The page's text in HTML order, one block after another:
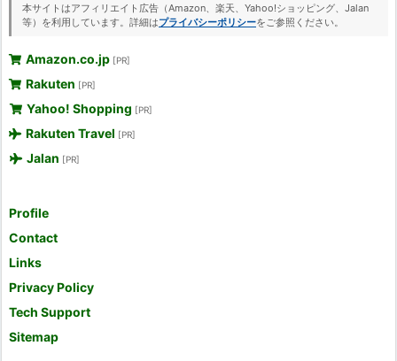
本サイトはアフィリエイト広告（Amazon、楽天、Yahoo!ショッピング、Jalan
等）を利用しています。詳細はプライバシーポリシーをご参照ください。
Amazon.co.jp [PR]
Rakuten [PR]
Yahoo! Shopping [PR]
Rakuten Travel [PR]
Jalan [PR]
Profile
Contact
Links
Privacy Policy
Tech Support
Sitemap